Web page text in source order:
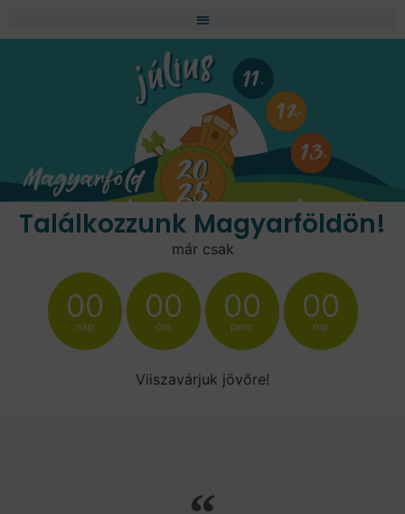
Találkozzunk Magyarföldön!
már csak
00
nap
00
óra
00
perc
00
mp
Viiszavárjuk jövőre!